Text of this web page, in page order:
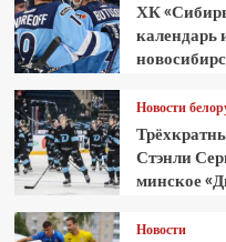
ХК
календарь
Новости
Стэнли
минское
Новости